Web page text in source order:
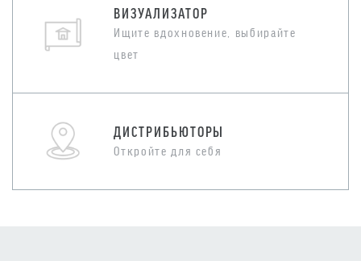
ВИЗУАЛИЗАТОР
Ищите вдохновение, выбирайте
цвет
ДИСТРИБЬЮТОРЫ
Откройте для себя